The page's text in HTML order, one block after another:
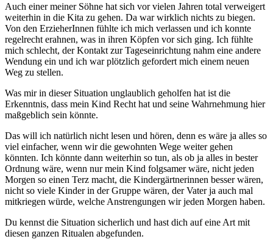
Auch einer meiner Söhne hat sich vor vielen Jahren total verweigert
weiterhin in die Kita zu gehen. Da war wirklich nichts zu biegen.
Von den ErzieherInnen fühlte ich mich verlassen und ich konnte
regelrecht erahnen, was in ihren Köpfen vor sich ging. Ich fühlte
mich schlecht, der Kontakt zur Tageseinrichtung nahm eine andere
Wendung ein und ich war plötzlich gefordert mich einem neuen
Weg zu stellen.
Was mir in dieser Situation unglaublich geholfen hat ist die
Erkenntnis, dass mein Kind Recht hat und seine Wahrnehmung hier
maßgeblich sein könnte.
Das will ich natürlich nicht lesen und hören, denn es wäre ja alles so
viel einfacher, wenn wir die gewohnten Wege weiter gehen
könnten. Ich könnte dann weiterhin so tun, als ob ja alles in bester
Ordnung wäre, wenn nur mein Kind folgsamer wäre, nicht jeden
Morgen so einen Terz macht, die Kindergärtnerinnen besser wären,
nicht so viele Kinder in der Gruppe wären, der Vater ja auch mal
mitkriegen würde, welche Anstrengungen wir jeden Morgen haben.
Du kennst die Situation sicherlich und hast dich auf eine Art mit
diesen ganzen Ritualen abgefunden.